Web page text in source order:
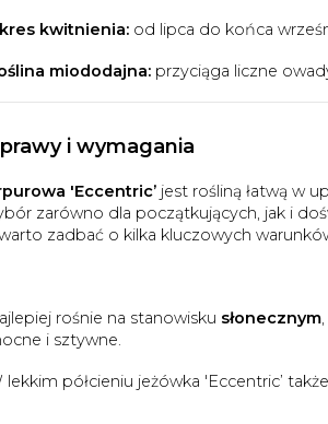
kwitnienia: od lipca do końca
miododajna: przyciąga liczne
i wymagania
'Eccentric’ jest rośliną łatwą w
zarówno dla początkujących, jak i
zadbać o kilka kluczowych
rośnie na stanowisku słonecznym
i sztywne.
lekkim półcieniu jeżówka 'Eccentric’